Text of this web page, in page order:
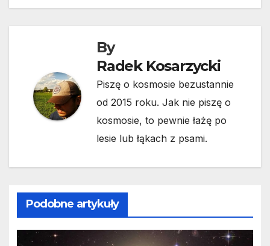
By
Radek Kosarzycki
Piszę o kosmosie bezustannie
od 2015 roku. Jak nie piszę o
kosmosie, to pewnie łażę po
lesie lub łąkach z psami.
Podobne artykuły